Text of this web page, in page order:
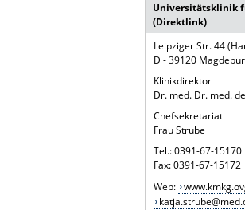
Universitätsklinik
(Direktlink)
Leipziger Str. 44
D - 39120
Klinikdirektor
Dr. med. Dr. med.
Chefsekretariat
Frau Strube
Tel.: 0391-67-15170
Fax: 0391-67-15172
Web: